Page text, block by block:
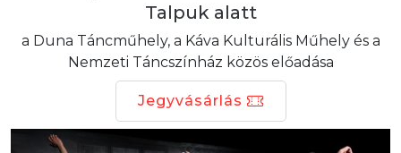
Talpuk alatt
a Duna Táncműhely, a Káva Kulturális Műhely és a
Nemzeti Táncszínház közös előadása
Jegyvásárlás